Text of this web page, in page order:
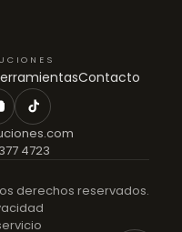
Contacto
4723
derechos reservados.